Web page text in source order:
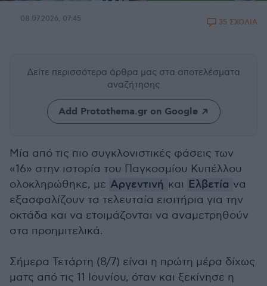
08.07.2026, 07:45 35 ΣΧΟΛΙΑ
Δείτε περισσότερα άρθρα μας στα αποτελέσματα
αναζήτησης
Add Protothema.gr on Google
Μία από τις πιο συγκλονιστικές φάσεις των
«16» στην ιστορία του Παγκοσμίου Κυπέλλου
ολοκληρώθηκε, με Αργεντινή και Ελβετία να
εξασφαλίζουν τα τελευταία εισιτήρια για την
οκτάδα και να ετοιμάζονται να αναμετρηθούν
στα προημιτελικά.
Σήμερα Τετάρτη (8/7) είναι η πρώτη μέρα δίχως
ματς από τις 11 Ιουνίου, όταν και ξεκίνησε η